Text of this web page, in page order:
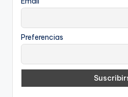
Preferencias